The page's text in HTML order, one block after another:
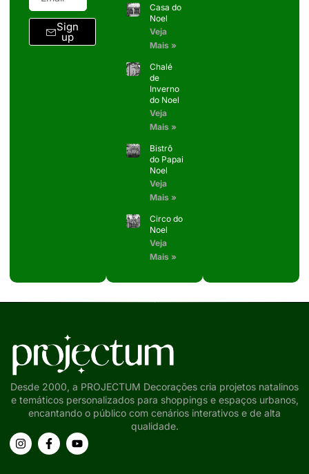
Sign
up
Casa do
Noel
Veja
Mais »
Chalé
de
Inverno
do Noel
Veja
Mais »
Bistrô
do Papai
Noel
Veja
Mais »
Circo do
Noel
Veja
Mais »
Desde 2000, a PROJECTUM Decorações cria projetos natalinos
e temáticos personalizados para shoppings e espaços urbanos,
encantando o público com cenários interativos e de alta
qualidade.